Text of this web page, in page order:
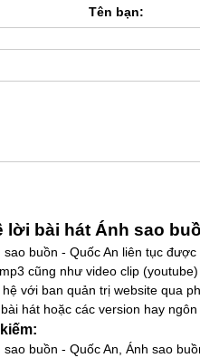
Tên bạn:
lời bài hát Ánh sao
sao buồn - Quốc An liên tục
cũng như video clip
hệ với ban quản trị website qua
hát hoặc các version hay
buồn - Quốc An, Ánh sao